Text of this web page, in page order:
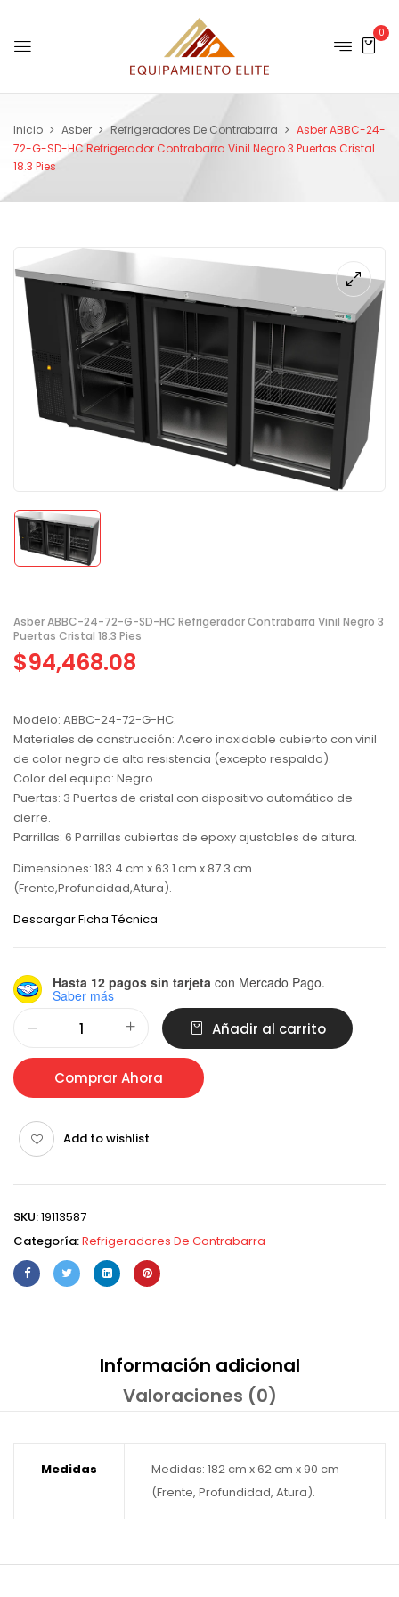
0
Inicio Asber Refrigeradores De Contrabarra
Asber ABBC-24-
72-G-SD-HC Refrigerador Contrabarra Vinil Negro 3 Puertas Cristal
18.3 Pies
Asber ABBC-24-72-G-SD-HC Refrigerador Contrabarra Vinil Negro 3
Puertas Cristal 18.3 Pies
$94,468.08
Modelo: ABBC-24-72-G-HC.
Materiales de construcción: Acero inoxidable cubierto con vinil
de color negro de alta resistencia (excepto respaldo).
Color del equipo: Negro.
Puertas: 3 Puertas de cristal con dispositivo automático de
cierre.
Parrillas: 6 Parrillas cubiertas de epoxy ajustables de altura.
Dimensiones: 183.4 cm x 63.1 cm x 87.3 cm
(Frente,Profundidad,Atura).
Descargar Ficha Técnica
Hasta 12 pagos sin tarjeta con Mercado Pago.
Saber más
Añadir al carrito
Comprar Ahora
Add to wishlist
SKU:19113587
Categoría:Refrigeradores De Contrabarra
Información adicional
Valoraciones (0)
Medidas
Medidas: 182 cm x 62 cm x 90 cm
(Frente, Profundidad, Atura).